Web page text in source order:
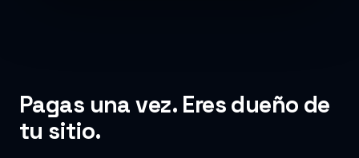
Pagas una vez. Eres dueño de
tu sitio.